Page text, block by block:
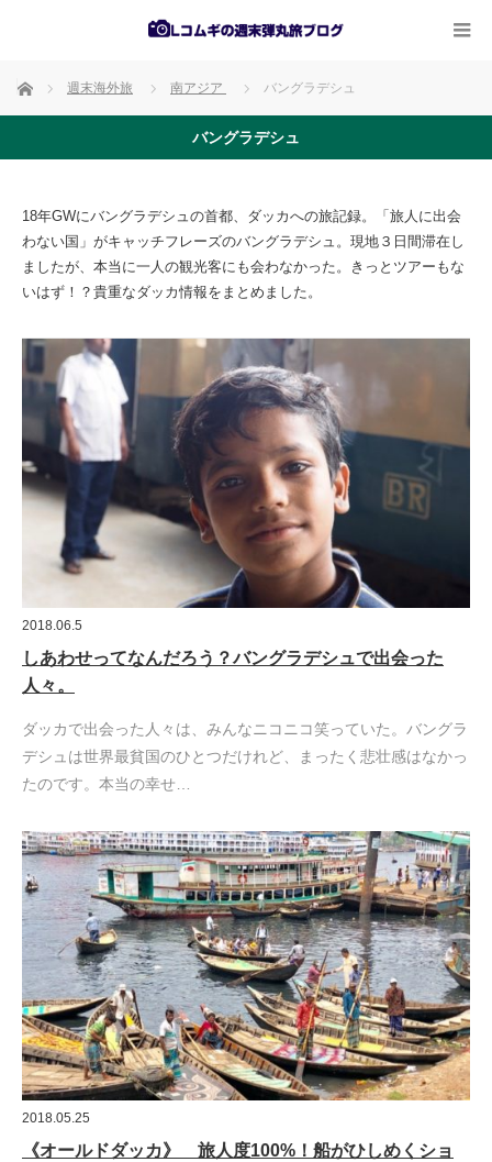
ホーム 週末海外旅 南アジア バングラデシュ
バングラデシュ
18年GWにバングラデシュの首都、ダッカへの旅記録。「旅人に出会
わない国」がキャッチフレーズのバングラデシュ。現地３日間滞在し
ましたが、本当に一人の観光客にも会わなかった。きっとツアーもな
いはず！？貴重なダッカ情報をまとめました。
2018.06.5
しあわせってなんだろう？バングラデシュで出会った
人々。
ダッカで出会った人々は、みんなニコニコ笑っていた。バングラ
デシュは世界最貧国のひとつだけれど、まったく悲壮感はなかっ
たのです。本当の幸せ…
2018.05.25
《オールドダッカ》 旅人度100%！船がひしめくショ